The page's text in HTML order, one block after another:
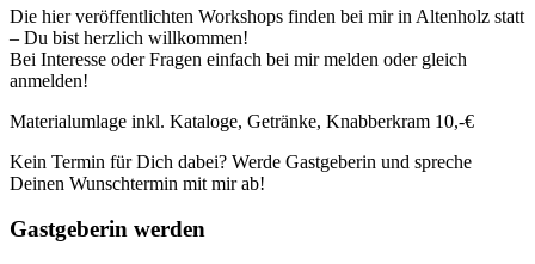
Die hier veröffentlichten Workshops finden bei mir in Altenholz statt
– Du bist herzlich willkommen!
Bei Interesse oder Fragen einfach bei mir melden oder gleich
anmelden!
Materialumlage inkl. Kataloge, Getränke, Knabberkram 10,-€
Kein Termin für Dich dabei? Werde Gastgeberin und spreche
Deinen Wunschtermin mit mir ab!
Gastgeberin werden